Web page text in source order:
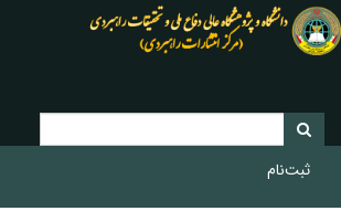
ثبت‌نام